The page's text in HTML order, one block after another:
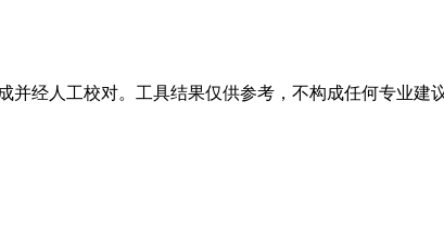
经人工校对。工具结果仅供参考，不构成任何专业建议